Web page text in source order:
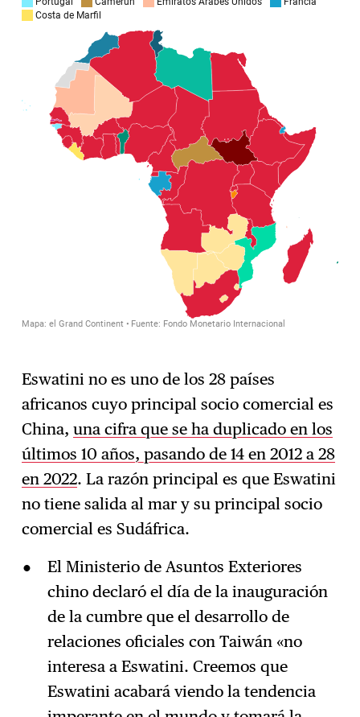
Eswatini no es uno de los 28 países
africanos cuyo principal socio comercial es
China,una cifra que se ha duplicado en los
últimos 10 años, pasando de 14 en 2012 a 28
en 2022. La razón principal es que Eswatini
no tiene salida al mar y su principal socio
comercial es Sudáfrica.
El Ministerio de Asuntos Exteriores
chino declaró el día de la inauguración
de la cumbre que el desarrollo de
relaciones oficiales con Taiwán «no
interesa a Eswatini. Creemos que
Eswatini acabará viendo la tendencia